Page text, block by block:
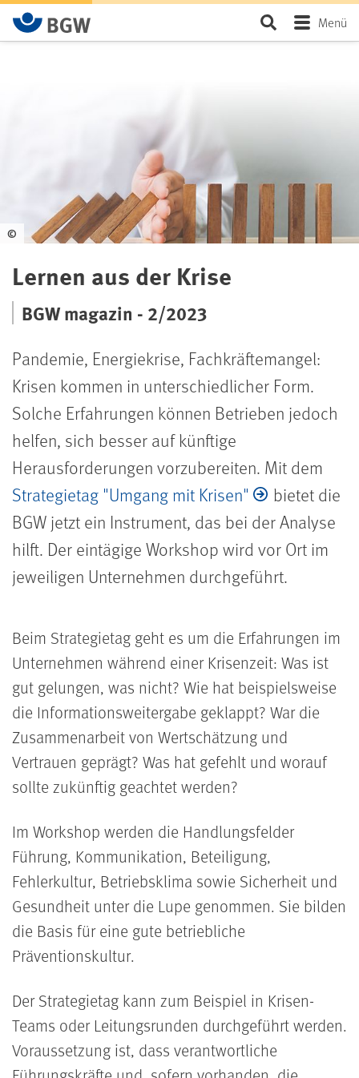
Zum Hauptinhalt springen SeiteMenü
©
Lernen aus der Krise
BGW magazin - 2/2023
Pandemie, Energiekrise, Fachkräftemangel:
Krisen kommen in unterschiedlicher Form.
Solche Erfahrungen können Betrieben jedoch
helfen, sich besser auf künftige
Herausforderungen vorzubereiten. Mit dem
Strategietag "Umgang mit Krisen"
bietet die
BGW jetzt ein Instrument, das bei der Analyse
hilft. Der eintägige Workshop wird vor Ort im
jeweiligen Unternehmen durchgeführt.
Beim Strategietag geht es um die Erfahrungen im
Unternehmen während einer Krisenzeit: Was ist
gut gelungen, was nicht? Wie hat beispielsweise
die Informationsweitergabe geklappt? War die
Zusammenarbeit von Wertschätzung und
Vertrauen geprägt? Was hat gefehlt und worauf
sollte zukünftig geachtet werden?
Im Workshop werden die Handlungsfelder
Führung, Kommunikation, Beteiligung,
Fehlerkultur, Betriebsklima sowie Sicherheit und
Gesundheit unter die Lupe genommen. Sie bilden
die Basis für eine gute betriebliche
Präventionskultur.
Der Strategietag kann zum Beispiel in Krisen-
Teams oder Leitungsrunden durchgeführt werden.
Voraussetzung ist, dass verantwortliche